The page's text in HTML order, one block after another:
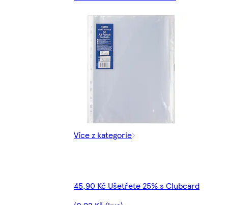
Více z kategorie
45,90 Kč Ušetřete 25% s Clubcard